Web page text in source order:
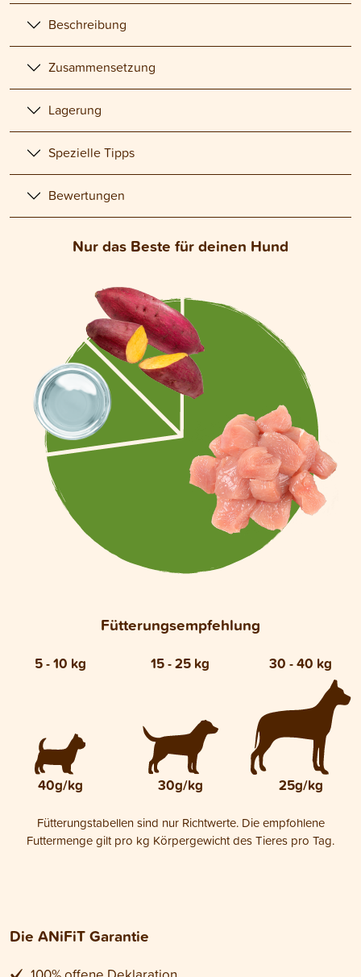
Beschreibung
Zusammensetzung
Lagerung
Spezielle Tipps
Bewertungen
Nur das Beste für deinen Hund
Fütterungsempfehlung
5 - 10 kg 15 - 25 kg 30 - 40 kg
40g/kg 30g/kg 25g/kg
Fütterungstabellen sind nur Richtwerte. Die empfohlene
Futtermenge gilt pro kg Körpergewicht des Tieres pro Tag.
Die ANiFiT Garantie